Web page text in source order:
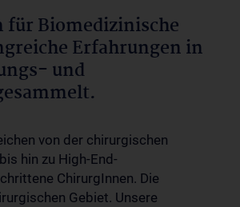
für Biomedizinische
Erfahrungen in
und
von der chirurgischen
hin zu High-End-
ChirurgInnen. Die
Gebiet. Unsere